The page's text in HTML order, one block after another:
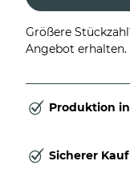
Größere
Angebot erhalten.
Produktion
Sicherer